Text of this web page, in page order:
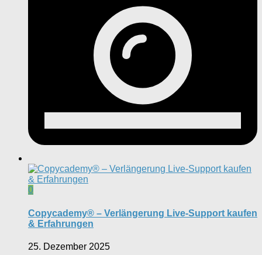
0
Copycademy® – Verlängerung Live-Support kaufen
& Erfahrungen
25. Dezember 2025